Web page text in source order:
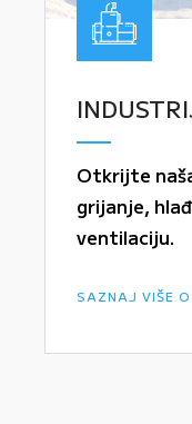
Otkrijte
grijanje,
ventilaciju.
SAZNAJ VIŠE O